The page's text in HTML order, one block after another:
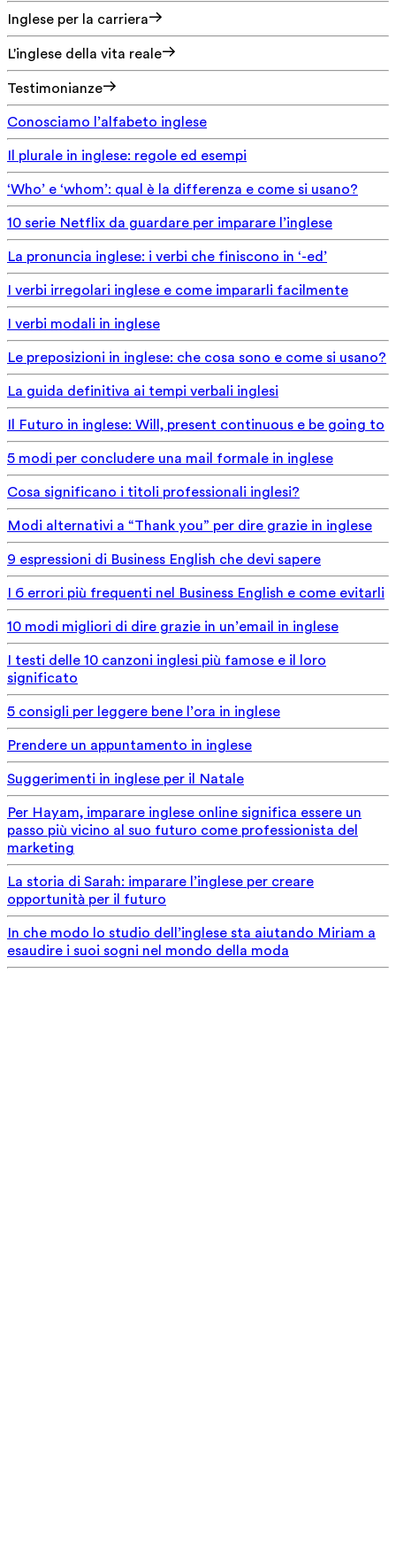
Inglese per la carriera
L'inglese della vita reale
Testimonianze
Conosciamo l’alfabeto inglese
Il plurale in inglese: regole ed esempi
‘Who’ e ‘whom’: qual è la differenza e come si usano?
10 serie Netflix da guardare per imparare l’inglese
La pronuncia inglese: i verbi che finiscono in ‘-ed’
I verbi irregolari inglese e come impararli facilmente
I verbi modali in inglese
Le preposizioni in inglese: che cosa sono e come si usano?
La guida definitiva ai tempi verbali inglesi
Il Futuro in inglese: Will, present continuous e be going to
5 modi per concludere una mail formale in inglese
Cosa significano i titoli professionali inglesi?
Modi alternativi a “Thank you” per dire grazie in inglese
9 espressioni di Business English che devi sapere
I 6 errori più frequenti nel Business English e come evitarli
10 modi migliori di dire grazie in un’email in inglese
I testi delle 10 canzoni inglesi più famose e il loro
significato
5 consigli per leggere bene l’ora in inglese
Prendere un appuntamento in inglese
Suggerimenti in inglese per il Natale
Per Hayam, imparare inglese online significa essere un
passo più vicino al suo futuro come professionista del
marketing
La storia di Sarah: imparare l’inglese per creare
opportunità per il futuro
In che modo lo studio dell’inglese sta aiutando Miriam a
esaudire i suoi sogni nel mondo della moda